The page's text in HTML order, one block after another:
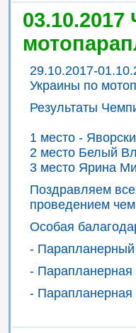
29.10.2017-
Украины по
Результаты
1 место -
2 место Белый
3 место Ярина
Поздравляем
проведением
Особая
- Парапланерный
-
-